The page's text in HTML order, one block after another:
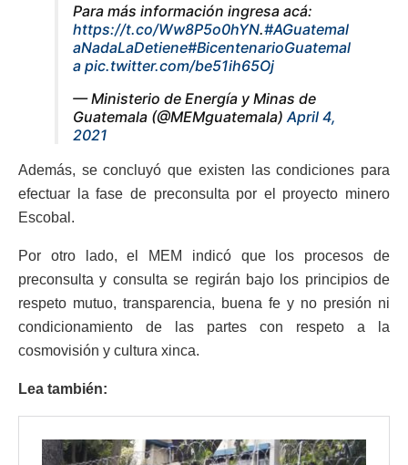
Para más información ingresa acá:
https://t.co/Ww8P5o0hYN.#AGuatemal
aNadaLaDetiene#BicentenarioGuatemal
a pic.twitter.com/be51ih65Oj
— Ministerio de Energía y Minas de
Guatemala (@MEMguatemala) April 4,
2021
Además, se concluyó que existen las condiciones para
efectuar la fase de preconsulta por el proyecto minero
Escobal.
Por otro lado, el MEM indicó que los procesos de
preconsulta y consulta se regirán bajo los principios de
respeto mutuo, transparencia, buena fe y no presión ni
condicionamiento de las partes con respeto a la
cosmovisión y cultura xinca.
Lea también: